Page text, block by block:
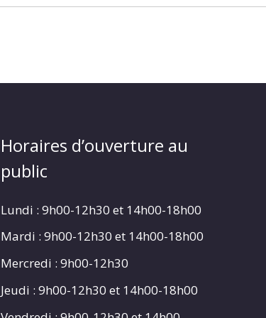
Horaires d’ouverture au
public
Lundi : 9h00-12h30 et 14h00-18h00
Mardi : 9h00-12h30 et 14h00-18h00
Mercredi : 9h00-12h30
Jeudi : 9h00-12h30 et 14h00-18h00